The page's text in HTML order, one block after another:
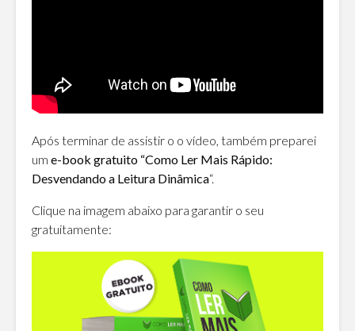
Após terminar de assistir o o vídeo, também preparei
um e-book gratuito “Como Ler Mais Rápido:
Desvendando a Leitura Dinâmica“.
Clique na imagem abaixo para garantir o seu
gratuitamente: